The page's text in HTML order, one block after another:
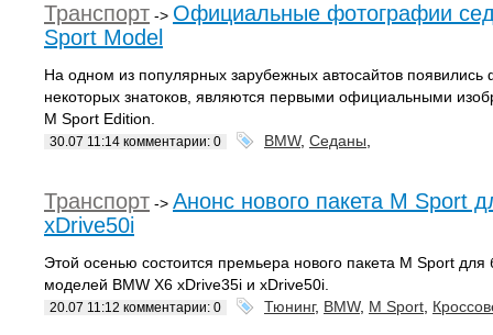
Транспорт -> Официальные фотографии
Sport Model
На одном из популярных зарубежных автосайтов
некоторых знатоков, являются первыми официальными
M Sport Edition.
30.07 11:14 комментарии: 0 BMW, Седаны
Транспорт -> Анонс нового пакета M Sport
xDrive50i
Этой осенью состоится премьера нового пакета M Sport
моделей BMW X6 xDrive35i и xDrive50i.
20.07 11:12 комментарии: 0 Тюнинг, BMW, M Sport